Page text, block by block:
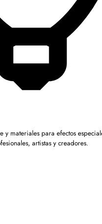
y materiales para efectos
artistas y creadores.